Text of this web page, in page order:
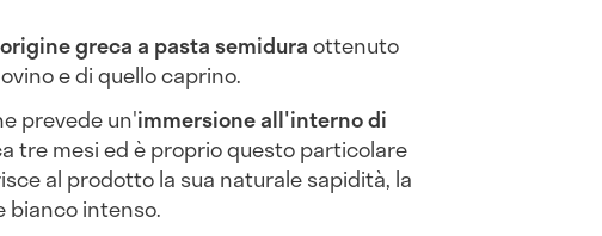
greca a pasta semiduraottenuto
e di quello caprino.
prevede un'immersione all'interno di
tre mesi ed è proprio questo particolare
al prodotto la sua naturale sapidità, la
bianco intenso.